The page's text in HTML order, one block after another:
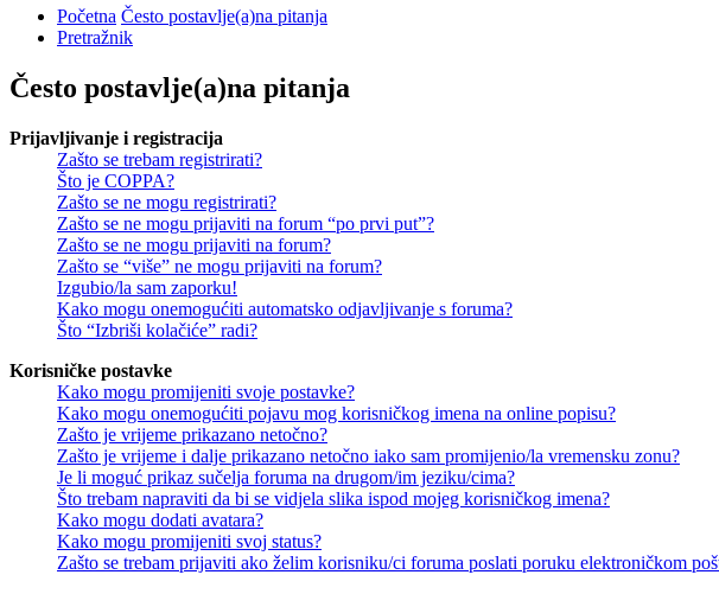
Početna Često postavlje(a)na pitanja
Pretražnik
Često postavlje(a)na pitanja
Prijavljivanje i registracija
Zašto se trebam registrirati?
Što je COPPA?
Zašto se ne mogu registrirati?
Zašto se ne mogu prijaviti na forum “po prvi put”?
Zašto se ne mogu prijaviti na forum?
Zašto se “više” ne mogu prijaviti na forum?
Izgubio/la sam zaporku!
Kako mogu onemogućiti automatsko odjavljivanje s foruma?
Što “Izbriši kolačiće” radi?
Korisničke postavke
Kako mogu promijeniti svoje postavke?
Kako mogu onemogućiti pojavu mog korisničkog imena na online popisu?
Zašto je vrijeme prikazano netočno?
Zašto je vrijeme i dalje prikazano netočno iako sam promijenio/la vremensku zonu?
Je li moguć prikaz sučelja foruma na drugom/im jeziku/cima?
Što trebam napraviti da bi se vidjela slika ispod mojeg korisničkog imena?
Kako mogu dodati avatara?
Kako mogu promijeniti svoj status?
Zašto se trebam prijaviti ako želim korisniku/ci foruma poslati poruku elektroničkom